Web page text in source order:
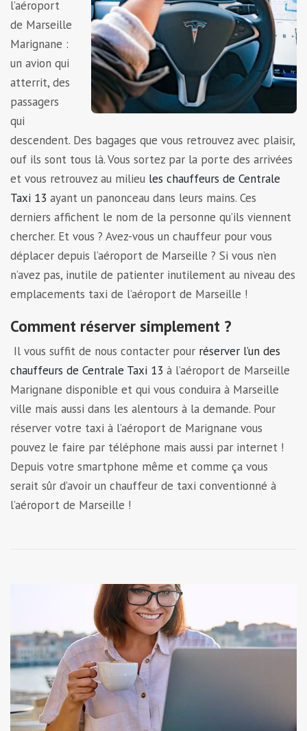
l’aéroport
de Marseille
Marignane :
un avion qui
atterrit, des
passagers
qui
descendent. Des bagages que vous retrouvez avec plaisir,
ouf ils sont tous là. Vous sortez par la porte des arrivées
et vous retrouvez au milieu les chauffeurs de Centrale
Taxi 13 ayant un panonceau dans leurs mains. Ces
derniers affichent le nom de la personne qu’ils viennent
chercher. Et vous ? Avez-vous un chauffeur pour vous
déplacer depuis l’aéroport de Marseille ? Si vous n’en
n’avez pas, inutile de patienter inutilement au niveau des
emplacements taxi de l’aéroport de Marseille !
Comment réserver simplement ?
Il vous suffit de nous contacter pour réserver l’un des
chauffeurs de Centrale Taxi 13 à l’aéroport de Marseille
Marignane disponible et qui vous conduira à Marseille
ville mais aussi dans les alentours à la demande. Pour
réserver votre taxi à l’aéroport de Marignane vous
pouvez le faire par téléphone mais aussi par internet !
Depuis votre smartphone même et comme ça vous
serait sûr d’avoir un chauffeur de taxi conventionné à
l’aéroport de Marseille !